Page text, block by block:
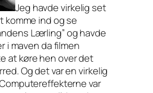
Jeg havde virkelig set
komme ind og se
Lærling” og havde
i maven da filmen
at køre hen over det
Og det var en virkelig
var